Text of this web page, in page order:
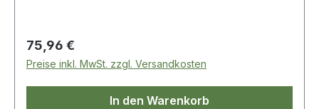
Regulärer Preis:
75,96 €
Preise inkl. MwSt. zzgl. Versandkosten
In den Warenkorb